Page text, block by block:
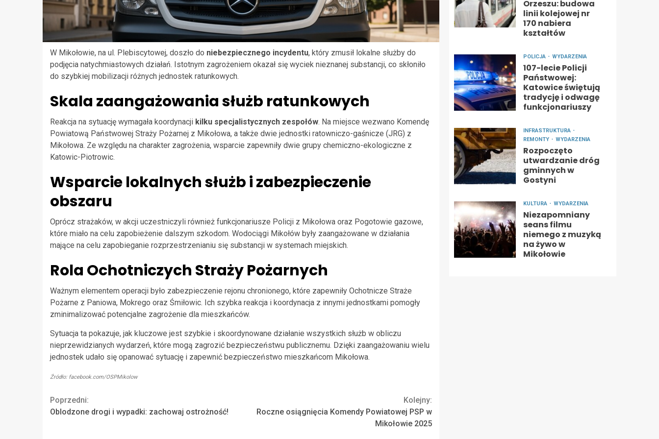
W Mikołowie, na ul. Plebiscytowej, doszło do niebezpiecznego incydentu, który zmusił lokalne służby do
podjęcia natychmiastowych działań. Istotnym zagrożeniem okazał się wyciek nieznanej substancji, co skłoniło
do szybkiej mobilizacji różnych jednostek ratunkowych.
Skala zaangażowania służb ratunkowych
Reakcja na sytuację wymagała koordynacji kilku specjalistycznych zespołów. Na miejsce wezwano Komendę
Powiatową Państwowej Straży Pożarnej z Mikołowa, a także dwie jednostki ratowniczo-gaśnicze (JRG) z
Mikołowa. Ze względu na charakter zagrożenia, wsparcie zapewniły dwie grupy chemiczno-ekologiczne z
Katowic-Piotrowic.
Wsparcie lokalnych służb i zabezpieczenie
obszaru
Oprócz strażaków, w akcji uczestniczyli również funkcjonariusze Policji z Mikołowa oraz Pogotowie gazowe,
które miało na celu zapobieżenie dalszym szkodom. Wodociągi Mikołów były zaangażowane w działania
mające na celu zapobieganie rozprzestrzenianiu się substancji w systemach miejskich.
Rola Ochotniczych Straży Pożarnych
Ważnym elementem operacji było zabezpieczenie rejonu chronionego, które zapewniły Ochotnicze Straże
Pożarne z Paniowa, Mokrego oraz Śmiłowic. Ich szybka reakcja i koordynacja z innymi jednostkami pomogły
zminimalizować potencjalne zagrożenie dla mieszkańców.
Sytuacja ta pokazuje, jak kluczowe jest szybkie i skoordynowane działanie wszystkich służb w obliczu
nieprzewidzianych wydarzeń, które mogą zagrozić bezpieczeństwu publicznemu. Dzięki zaangażowaniu wielu
jednostek udało się opanować sytuację i zapewnić bezpieczeństwo mieszkańcom Mikołowa.
Źródło: facebook.com/OSPMikolow
Continue
Reading
Poprzedni:
Oblodzone drogi i wypadki: zachowaj ostrożność!
Kolejny:
Roczne osiągnięcia Komendy Powiatowej PSP w
Mikołowie 2025
Orzeszu: budowa
linii kolejowej nr
170 nabiera
kształtów
POLICJA WYDARZENIA
107-lecie Policji
Państwowej:
Katowice świętują
tradycję i odwagę
funkcjonariuszy
INFRASTRUKTURA
REMONTY
WYDARZENIA
Rozpoczęto
utwardzanie dróg
gminnych w
Gostyni
KULTURA WYDARZENIA
Niezapomniany
seans filmu
niemego z muzyką
na żywo w
Mikołowie